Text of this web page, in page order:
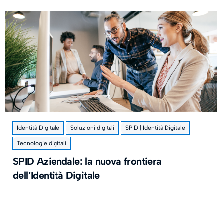
Identità Digitale Soluzioni digitali SPID | Identità Digitale
Tecnologie digitali
SPID Aziendale: la nuova frontiera
dell’Identità Digitale